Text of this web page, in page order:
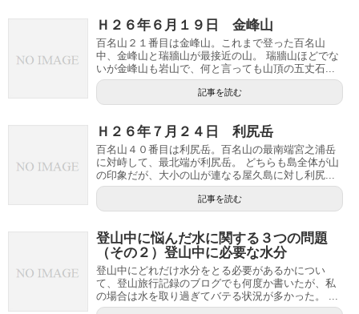
Ｈ２６年６月１９日 金峰山
百名山２１番目は金峰山。これまで登った百名山
中、金峰山と瑞牆山が最接近の山。 瑞牆山ほどでな
いが金峰山も岩山で、何と言っても山頂の五丈石...
記事を読む
Ｈ２６年７月２４日 利尻岳
百名山４０番目は利尻岳。百名山の最南端宮之浦岳
に対峙して、最北端が利尻岳。 どちらも島全体が山
の印象だが、大小の山が連なる屋久島に対し利尻...
記事を読む
登山中に悩んだ水に関する３つの問題
（その２）登山中に必要な水分
登山中にどれだけ水分をとる必要があるかについ
て、登山旅行記録のブログでも何度か書いたが、私
の場合は水を取り過ぎてバテる状況が多かった。 ...